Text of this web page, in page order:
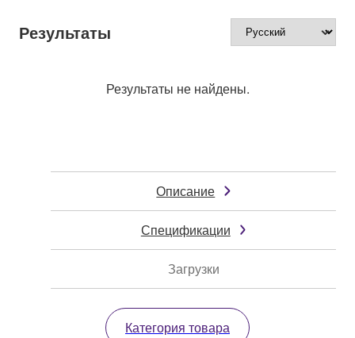
Результаты
Результаты не найдены.
Описание
Спецификации
Загрузки
Категория товара